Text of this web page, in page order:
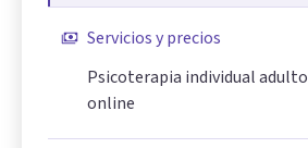
Servicios y precios
Psicoterapia individual adulto
online